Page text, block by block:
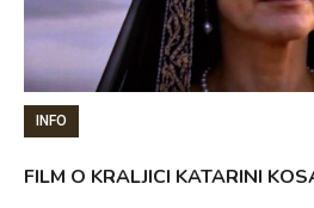
INFO
FILM O KRALJICI KATARINI